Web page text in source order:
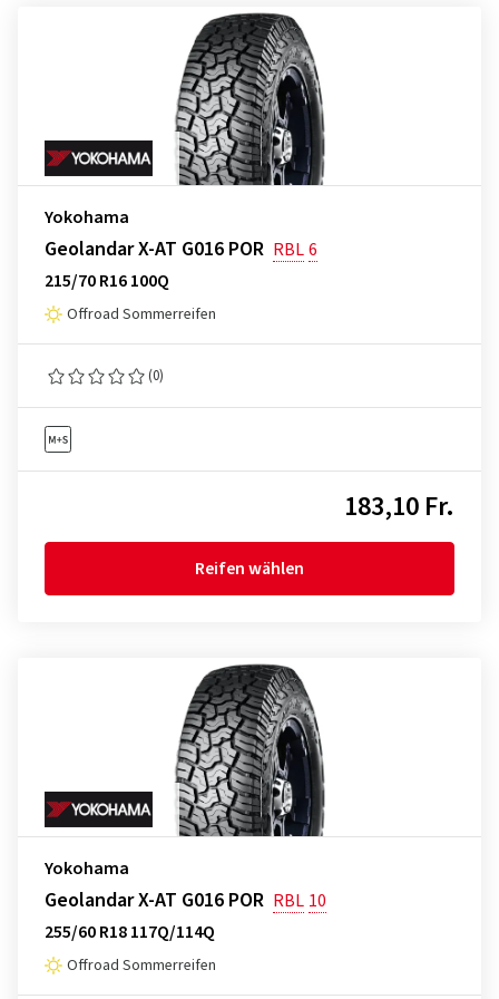
Yokohama
Geolandar X-AT G016 POR RBL6
215/70 R16 100Q
Offroad Sommerreifen
(0)
183,10 Fr.
Reifen wählen
Yokohama
Geolandar X-AT G016 POR RBL 10
255/60 R18 117Q/114Q
Offroad Sommerreifen